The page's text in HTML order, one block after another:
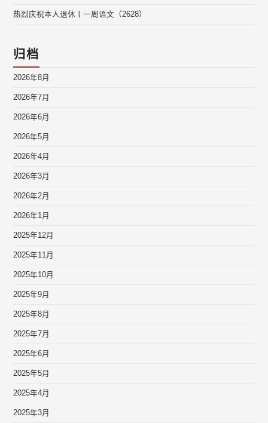
热烈庆祝本人退休丨一周语文（2628）
归档
2026年8月
2026年7月
2026年6月
2026年5月
2026年4月
2026年3月
2026年2月
2026年1月
2025年12月
2025年11月
2025年10月
2025年9月
2025年8月
2025年7月
2025年6月
2025年5月
2025年4月
2025年3月